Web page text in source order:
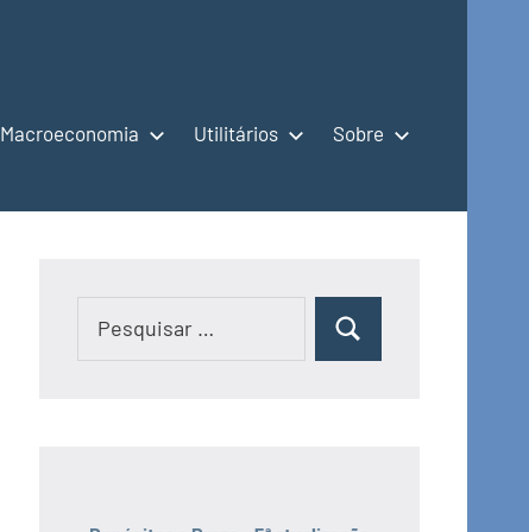
Macroeconomia Utilitários Sobre
Pesquisar